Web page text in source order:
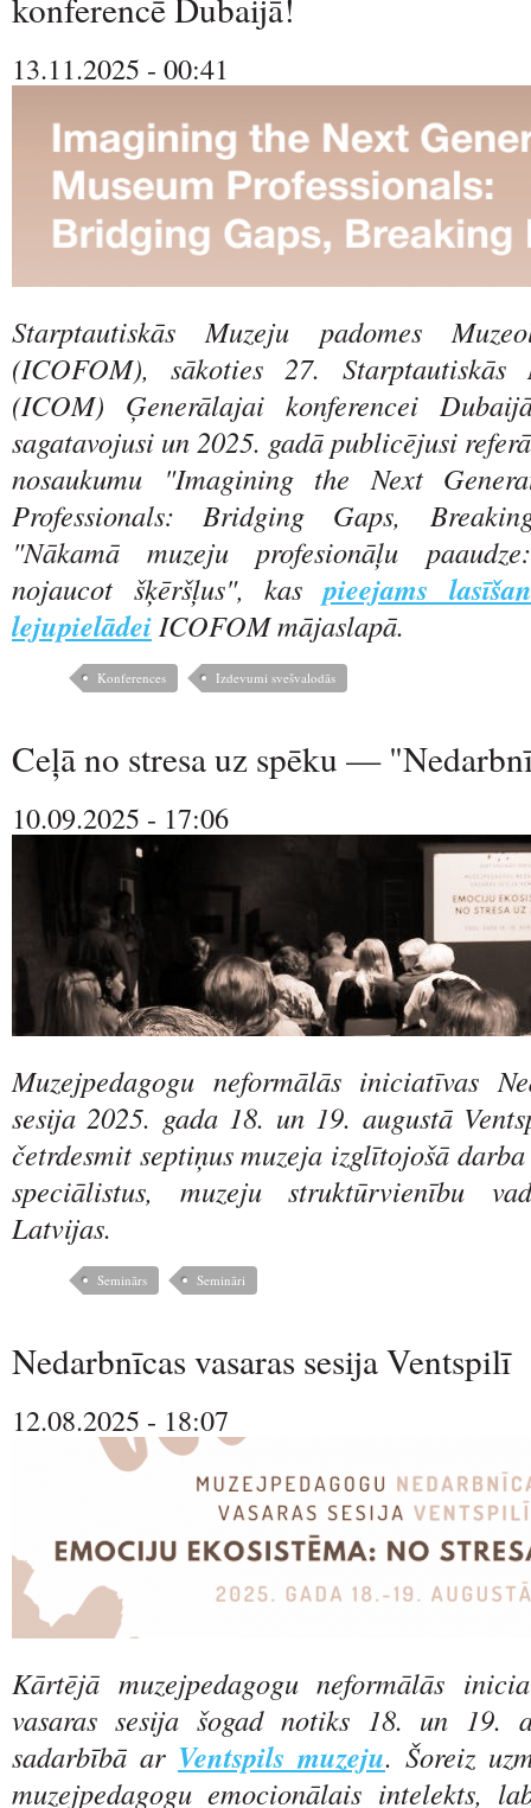
13.11.2025 - 00:41
Starptautiskās Muzeju padomes
(ICOFOM), sākoties 27. Starptautiskās
(ICOM) Ģenerālajai konferencei
sagatavojusi un 2025. gadā publicējusi
nosaukumu "Imagining the Next
Professionals: Bridging Gaps,
"Nākamā muzeju profesionāļu
nojaucot šķēršļus", kaspieejams
lejupielādeiICOFOM mājaslapā.
Konferences Izdevumi svešvalodās
Ceļā no stresa uz spēku —
10.09.2025 - 17:06
Muzejpedagogu neformālās iniciatīvas
sesija 2025. gada 18. un 19. augustā
četrdesmit septiņus muzeja izglītojošā
speciālistus, muzeju struktūrvienību
Latvijas.
Seminārs Semināri
Nedarbnīcas vasaras sesija Ventspilī
12.08.2025 - 18:07
Kārtējā muzejpedagogu neformālās
vasaras sesija šogad notiks 18. un 19.
sadarbībā ar Ventspils muzeju. Šoreiz
muzejpedagogu emocionālais intelekts,